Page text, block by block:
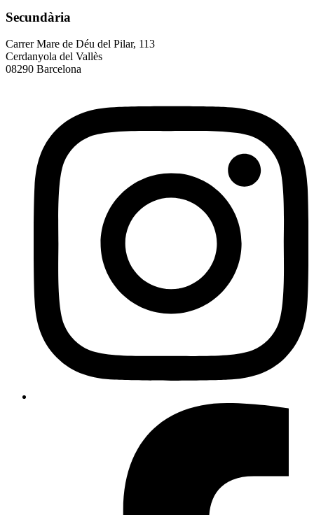
Secundària
Carrer Mare de Déu del Pilar, 113
Cerdanyola del Vallès
08290 Barcelona